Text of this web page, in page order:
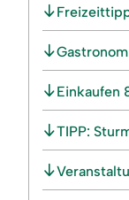
Einkaufen
TIPP: